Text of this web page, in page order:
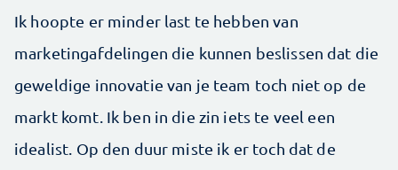
Ik hoopte er minder last te hebben van
marketingafdelingen die kunnen beslissen dat die
geweldige innovatie van je team toch niet op de
markt komt. Ik ben in die zin iets te veel een
idealist. Op den duur miste ik er toch dat de